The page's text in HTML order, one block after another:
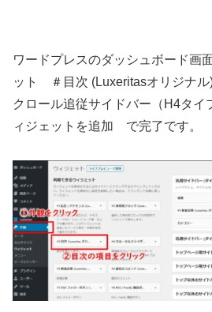
ワードプレスのダッシュボー
ット ＃目次 (Luxeritasオリジ
クロール追従サイドバー（H4タ
ィジェットを追加 で完了です。